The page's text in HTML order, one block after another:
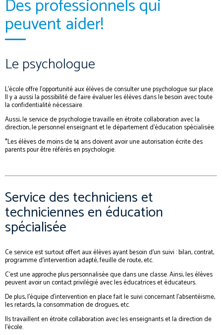
Des professionnels qui
peuvent aider!
Le psychologue
L’école offre l’opportunité aux élèves de consulter une psychologue sur place.
Il y a aussi la possibilité de faire évaluer les élèves dans le besoin avec toute
la confidentialité nécessaire.
Aussi, le service de psychologie travaille en étroite collaboration avec la
direction, le personnel enseignant et le département d’éducation spécialisée.
*Les élèves de moins de 14 ans doivent avoir une autorisation écrite des
parents pour être référés en psychologie.
Service des techniciens et
techniciennes en éducation
spécialisée
Ce service est surtout offert aux élèves ayant besoin d’un suivi : bilan, contrat,
programme d’intervention adapté, feuille de route, etc.
C’est une approche plus personnalisée que dans une classe. Ainsi, les élèves
peuvent avoir un contact privilégié avec les éducatrices et éducateurs.
De plus, l’équipe d’intervention en place fait le suivi concernant l’absentéisme,
les retards, la consommation de drogues, etc.
Ils travaillent en étroite collaboration avec les enseignants et la direction de
l’école.